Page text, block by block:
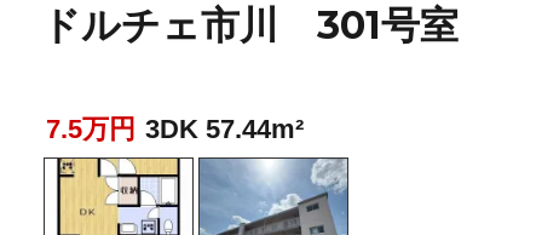
ドルチェ市川 301号室
7.5万円 3DK 57.44m²